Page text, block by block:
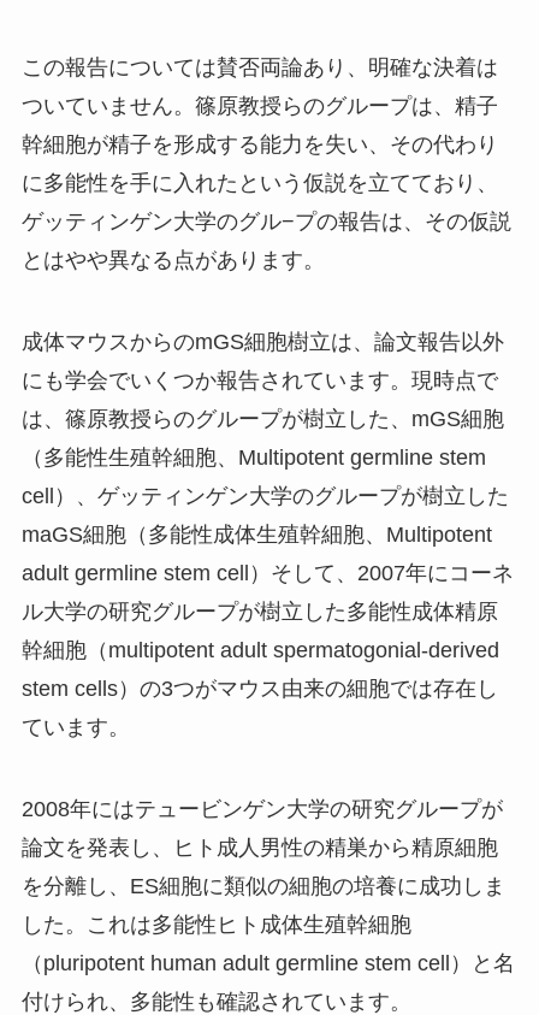
この報告については賛否両論あり、明確な決着は
ついていません。篠原教授らのグループは、精子
幹細胞が精子を形成する能力を失い、その代わり
に多能性を手に入れたという仮説を立てており、
ゲッティンゲン大学のグル−プの報告は、その仮説
とはやや異なる点があります。
成体マウスからのmGS細胞樹立は、論文報告以外
にも学会でいくつか報告されています。現時点で
は、篠原教授らのグループが樹立した、mGS細胞
（多能性生殖幹細胞、Multipotent germline stem
cell）、ゲッティンゲン大学のグループが樹立した
maGS細胞（多能性成体生殖幹細胞、Multipotent
adult germline stem cell）そして、2007年にコーネ
ル大学の研究グループが樹立した多能性成体精原
幹細胞（multipotent adult spermatogonial-derived
stem cells）の3つがマウス由来の細胞では存在し
ています。
2008年にはテュービンゲン大学の研究グループが
論文を発表し、ヒト成人男性の精巣から精原細胞
を分離し、ES細胞に類似の細胞の培養に成功しま
した。これは多能性ヒト成体生殖幹細胞
（pluripotent human adult germline stem cell）と名
付けられ、多能性も確認されています。